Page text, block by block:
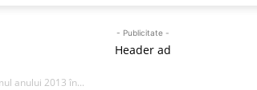
- Publicitate -
Header ad
anului 2013 în...